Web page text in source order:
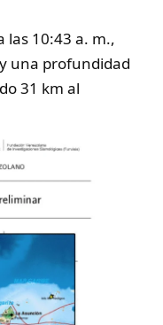
las 10:43 a. m.,
una profundidad
31 km al